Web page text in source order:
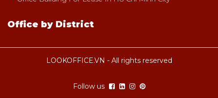
Office by District
LOOKOFFICE.VN - All rights reserved
Follow us